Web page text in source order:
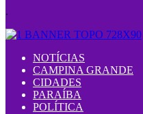
.
NOTÍCIAS
CAMPINA GRANDE
CIDADES
PARAÍBA
POLÍTICA